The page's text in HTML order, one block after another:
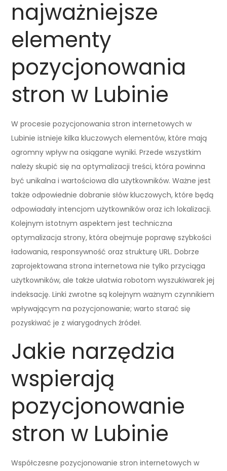
najważniejsze
elementy
pozycjonowania
stron w Lubinie
W procesie pozycjonowania stron internetowych w
Lubinie istnieje kilka kluczowych elementów, które mają
ogromny wpływ na osiągane wyniki. Przede wszystkim
należy skupić się na optymalizacji treści, która powinna
być unikalna i wartościowa dla użytkowników. Ważne jest
także odpowiednie dobranie słów kluczowych, które będą
odpowiadały intencjom użytkowników oraz ich lokalizacji.
Kolejnym istotnym aspektem jest techniczna
optymalizacja strony, która obejmuje poprawę szybkości
ładowania, responsywność oraz strukturę URL. Dobrze
zaprojektowana strona internetowa nie tylko przyciąga
użytkowników, ale także ułatwia robotom wyszukiwarek jej
indeksację. Linki zwrotne są kolejnym ważnym czynnikiem
wpływającym na pozycjonowanie; warto starać się
pozyskiwać je z wiarygodnych źródeł.
Jakie narzędzia
wspierają
pozycjonowanie
stron w Lubinie
Współczesne pozycjonowanie stron internetowych w